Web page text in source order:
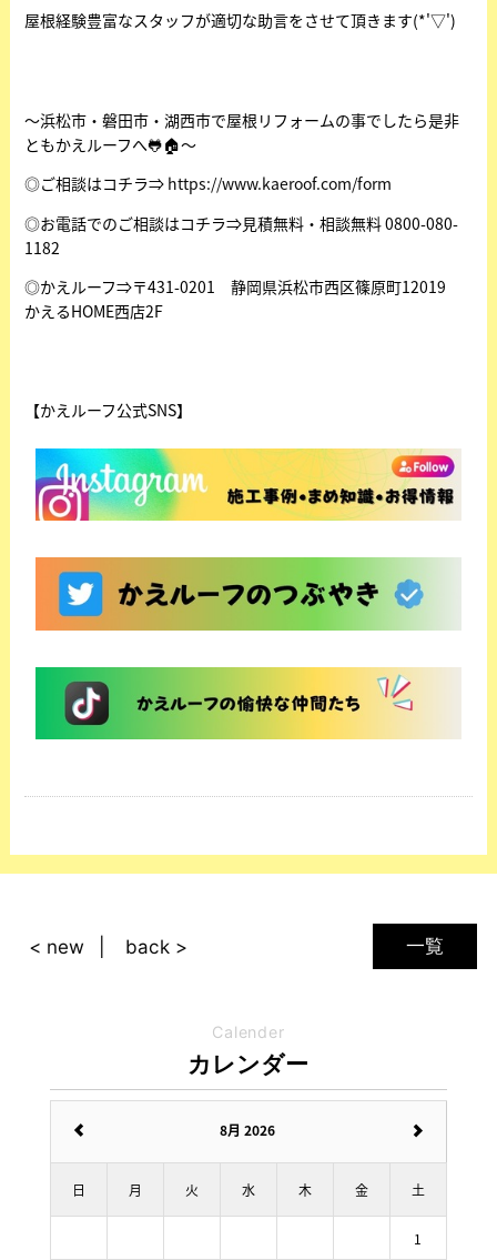
屋根経験豊富なスタッフが適切な助言をさせて頂きます(*'▽')
～浜松市・磐田市・湖西市で屋根リフォームの事でしたら是非
ともかえルーフへ🐸🏠～
◎ご相談はコチラ⇒ https://www.kaeroof.com/form
◎お電話でのご相談はコチラ⇒見積無料・相談無料 0800-080-
1182
◎かえルーフ⇒〒431-0201 静岡県浜松市西区篠原町12019
かえるHOME西店2F
【かえルーフ公式SNS】
一覧
< new back >
Calender
カレンダー
8月 2026
日 月 火 水 木 金 土
1